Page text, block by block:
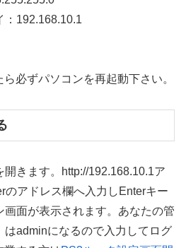
：192.168.10.1
必ずパソコンを再起動下さい。
きます。http://192.168.10.1ア
のアドレス欄へ入力しEnterキー
画面が表示されます。あなたの管
はadminになるので入力してログ